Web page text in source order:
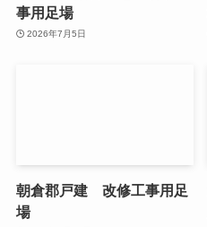
事用足場
2026年7月5日
朝倉郡戸建 改修工事用足
場